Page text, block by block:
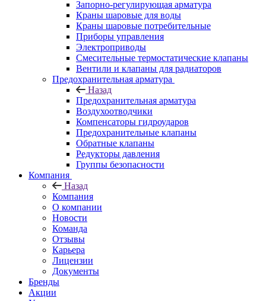
Запорно-регулирующая арматура
Краны шаровые для воды
Краны шаровые потребительные
Приборы управления
Электроприводы
Смесительные термостатические клапаны
Вентили и клапаны для радиаторов
Предохранительная арматура
Назад
Предохранительная арматура
Воздухоотводчики
Компенсаторы гидроударов
Предохранительные клапаны
Обратные клапаны
Редукторы давления
Группы безопасности
Компания
Назад
Компания
О компании
Новости
Команда
Отзывы
Карьера
Лицензии
Документы
Бренды
Акции